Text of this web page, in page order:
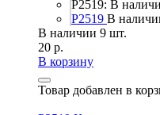
P2519: В
P2519 В
В наличии 9 шт.
20 р.
В корзину
Товар добавлен в